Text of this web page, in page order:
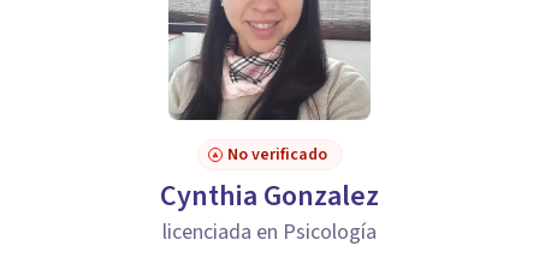
No verificado
Cynthia Gonzalez
licenciada en Psicología